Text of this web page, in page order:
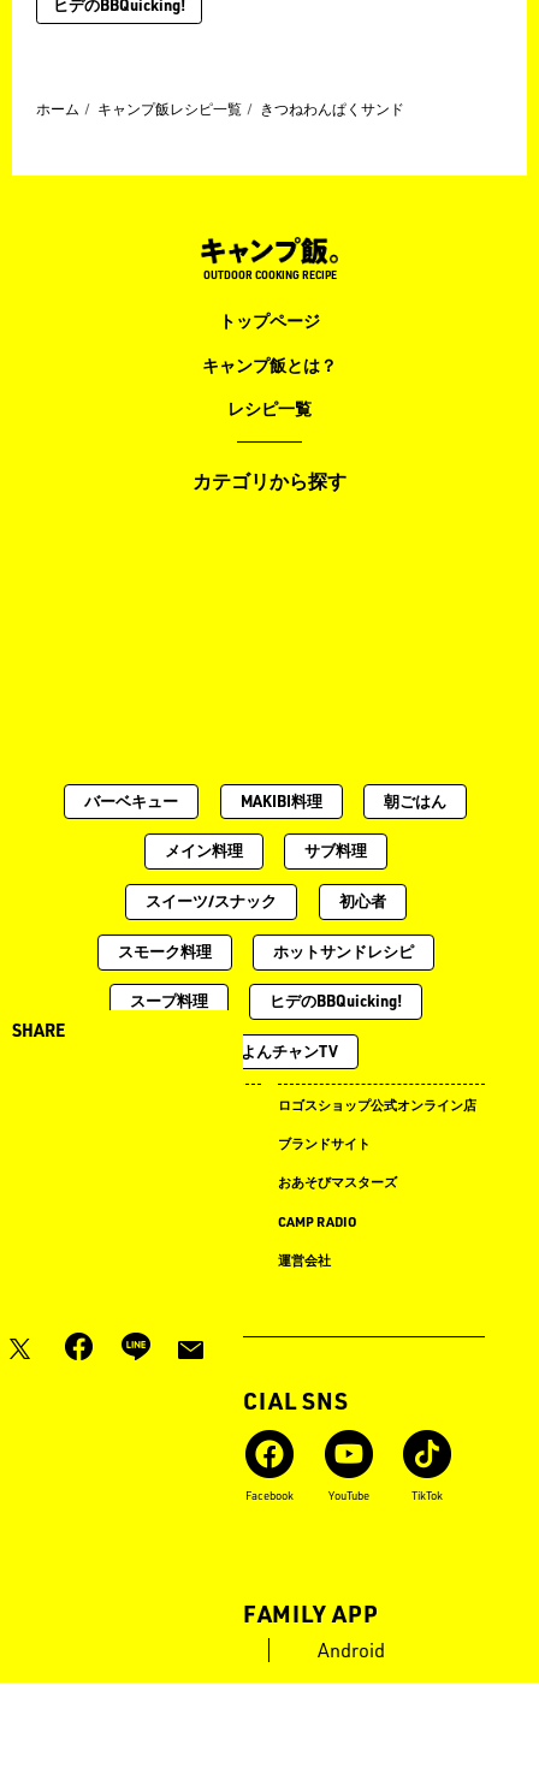
SHARE
ヒデのBBQuicking!
ホーム キャンプ飯レシピ一覧 きつねわんぱくサンド
OUTDOOR COOKING RECIPE
トップページ
キャンプ飯とは？
レシピ一覧
カテゴリから探す
バーベキュー MAKIBI料理 朝ごはん
メイン料理 サブ料理
スイーツ/スナック 初心者
スモーク料理 ホットサンドレシピ
スープ料理 ヒデのBBQuicking!
土曜のよんチャンTV
ロゴスショップ公式オンライン店
ブランドサイト
おあそびマスターズ
CAMP RADIO
運営会社
OFFICIAL SNS
Facebook YouTube TikTok
LOGOS FAMILY APP
Android